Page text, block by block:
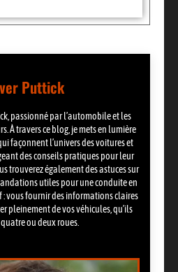
Puttick
passionné par l’automobile et les
À travers ce blog, je mets en lumière
façonnent l’univers des voitures et
des conseils pratiques pour leur
trouverez également des astuces sur
utiles pour une conduite en
: vous fournir des informations claires
pleinement de vos véhicules, qu’ils
ou deux roues.